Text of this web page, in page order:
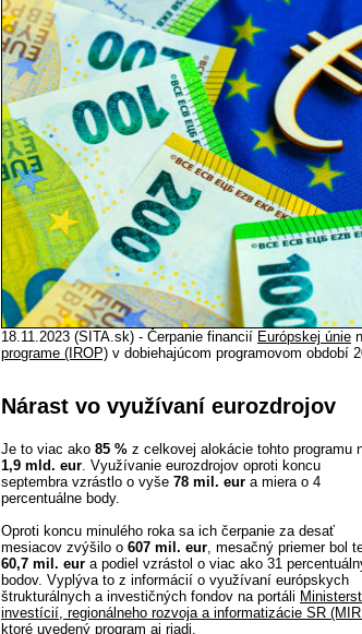
18.11.2023 (SITA.sk) - Čerpanie financií Európskej únie
programe (IROP) v dobiehajúcom programovom období
Nárast vo využívaní eurozdrojov
Je to viac ako 85 % z celkovej alokácie tohto programu
1,9 mld. eur. Využívanie eurozdrojov oproti koncu
septembra vzrástlo o vyše 78 mil. eur a miera o 4
percentuálne body.
Oproti koncu minulého roka sa ich čerpanie za desať
mesiacov zvýšilo o 607 mil. eur, mesačný priemer bol
60,7 mil. eur a podiel vzrástol o viac ako 31
bodov. Vyplýva to z informácií o využívaní európskych
štrukturálnych a investičných fondov na portáli
investícií, regionálneho rozvoja a informatizácie SR
ktoré uvedený program aj riadi.